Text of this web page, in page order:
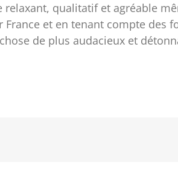
relaxant, qualitatif et agréable
France et en tenant compte
de plus audacieux et